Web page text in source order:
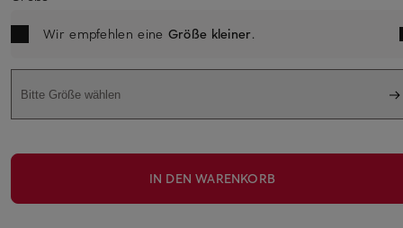
Wir empfehlen eine Größe kleiner.
Bitte Größe wählen
IN DEN WARENKORB